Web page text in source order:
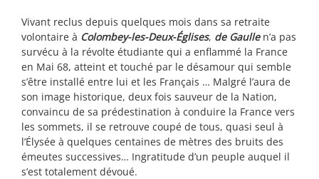
Vivant reclus depuis quelques mois dans sa retraite
volontaire à Colombey-les-Deux-Églises, de Gaullen’a pas
survécu à la révolte étudiante qui a enflammé la France
en Mai 68, atteint et touché par le désamour qui semble
s’être installé entre lui et les Français … Malgré l’aura de
son image historique, deux fois sauveur de la Nation,
convaincu de sa prédestination à conduire la France vers
les sommets, il se retrouve coupé de tous, quasi seul à
l’Élysée à quelques centaines de mètres des bruits des
émeutes successives… Ingratitude d’un peuple auquel il
s’est totalement dévoué.